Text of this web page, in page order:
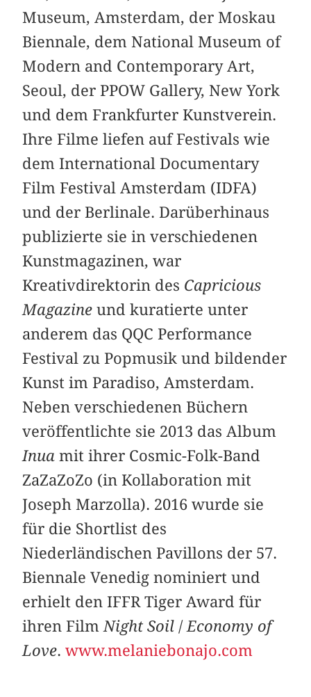
Museum, Amsterdam, der Moskau
Biennale, dem National Museum of
Modern and Contemporary Art,
Seoul, der PPOW Gallery, New York
und dem Frankfurter Kunstverein.
Ihre Filme liefen auf Festivals wie
dem International Documentary
Film Festival Amsterdam (IDFA)
und der Berlinale. Darüberhinaus
publizierte sie in verschiedenen
Kunstmagazinen, war
Kreativdirektorin des Capricious
Magazine und kuratierte unter
anderem das QQC Performance
Festival zu Popmusik und bildender
Kunst im Paradiso, Amsterdam.
Neben verschiedenen Büchern
veröffentlichte sie 2013 das Album
Inuamit ihrer Cosmic-Folk-Band
ZaZaZoZo (in Kollaboration mit
Joseph Marzolla). 2016 wurde sie
für die Shortlist des
Niederländischen Pavillons der 57.
Biennale Venedig nominiert und
erhielt den IFFR Tiger Award für
ihren Film Night Soil / Economy of
Love.www.melaniebonajo.com